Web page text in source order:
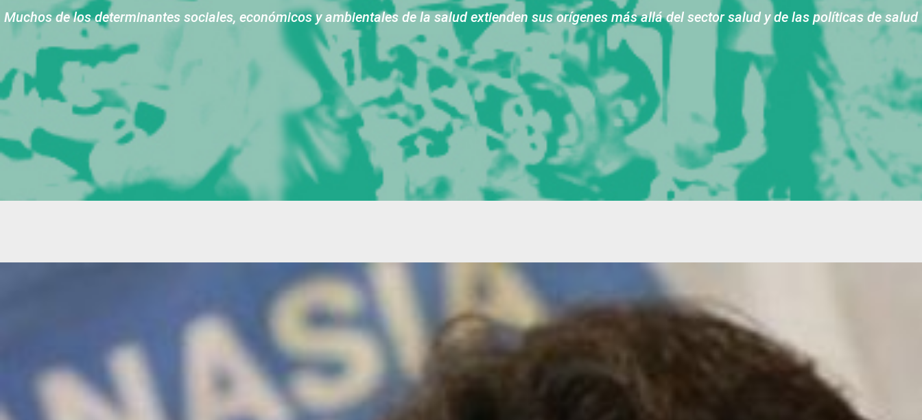
Muchos de los determinantes sociales, económicos y ambientales de la salud extienden sus orígenes más allá del sector salud y de las políticas de salud